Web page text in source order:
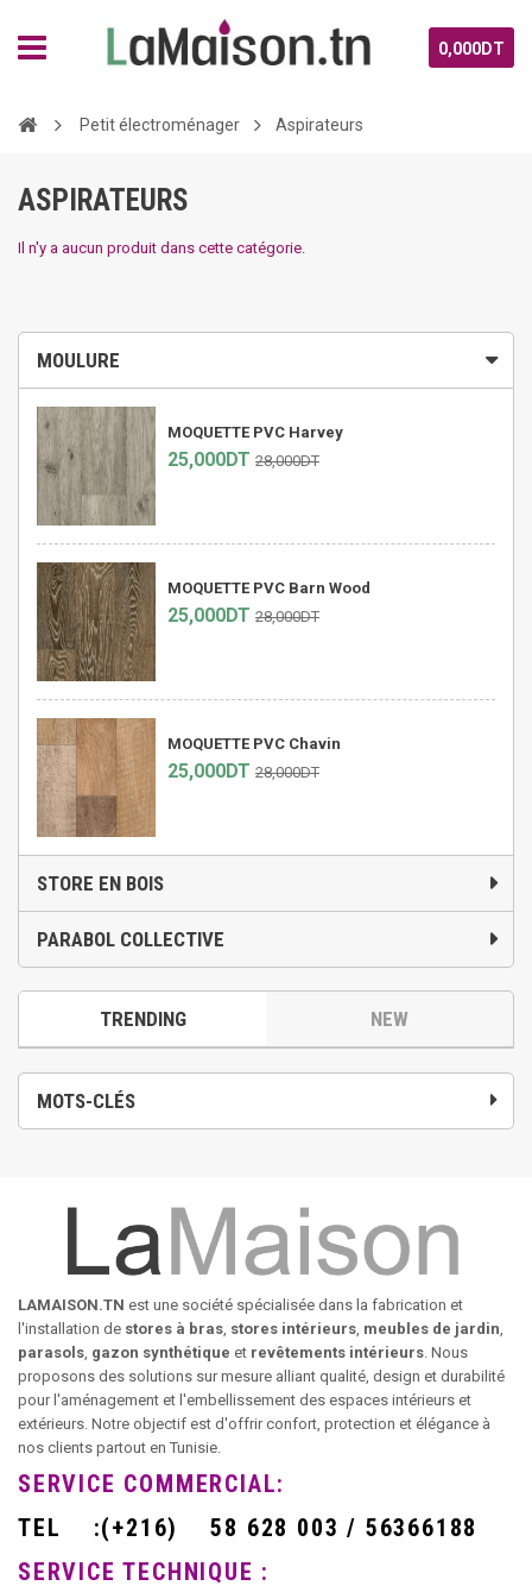
0,000DT
Petit électroménager Aspirateurs
MOULURE
MOQUETTE PVC Harvey
25,000DT 28,000DT
MOQUETTE PVC Barn Wood
25,000DT 28,000DT
MOQUETTE PVC Chavin
25,000DT 28,000DT
STORE EN BOIS
PARABOL COLLECTIVE
TRENDING NEW
MOTS-CLÉS
ASPIRATEURS
Il n'y a aucun produit dans cette catégorie.
LAMAISON.TN est une société spécialisée dans la fabrication et
l'installation de stores à bras, stores intérieurs, meubles de jardin,
parasols, gazon synthétique et revêtements intérieurs. Nous
proposons des solutions sur mesure alliant qualité, design et durabilité
pour l'aménagement et l'embellissement des espaces intérieurs et
extérieurs. Notre objectif est d'offrir confort, protection et élégance à
nos clients partout en Tunisie.
SERVICE COMMERCIAL:
TEL
:(+216)
58 628 003 / 56366188
SERVICE TECHNIQUE :